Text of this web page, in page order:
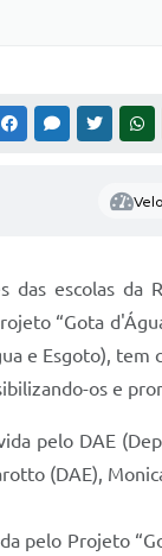
FACEBOOKMESSENGER
TWITTER
das escolas da
“Gota
e Esgoto), tem
os e
pelo DAE
(DAE),
pelo Projeto